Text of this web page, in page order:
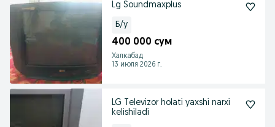
Lg Soundmaxplus
Б/у
400 000 сум
Халкабад
13 июля 2026 г.
LG Televizor holati yaxshi narxi
kelishiladi